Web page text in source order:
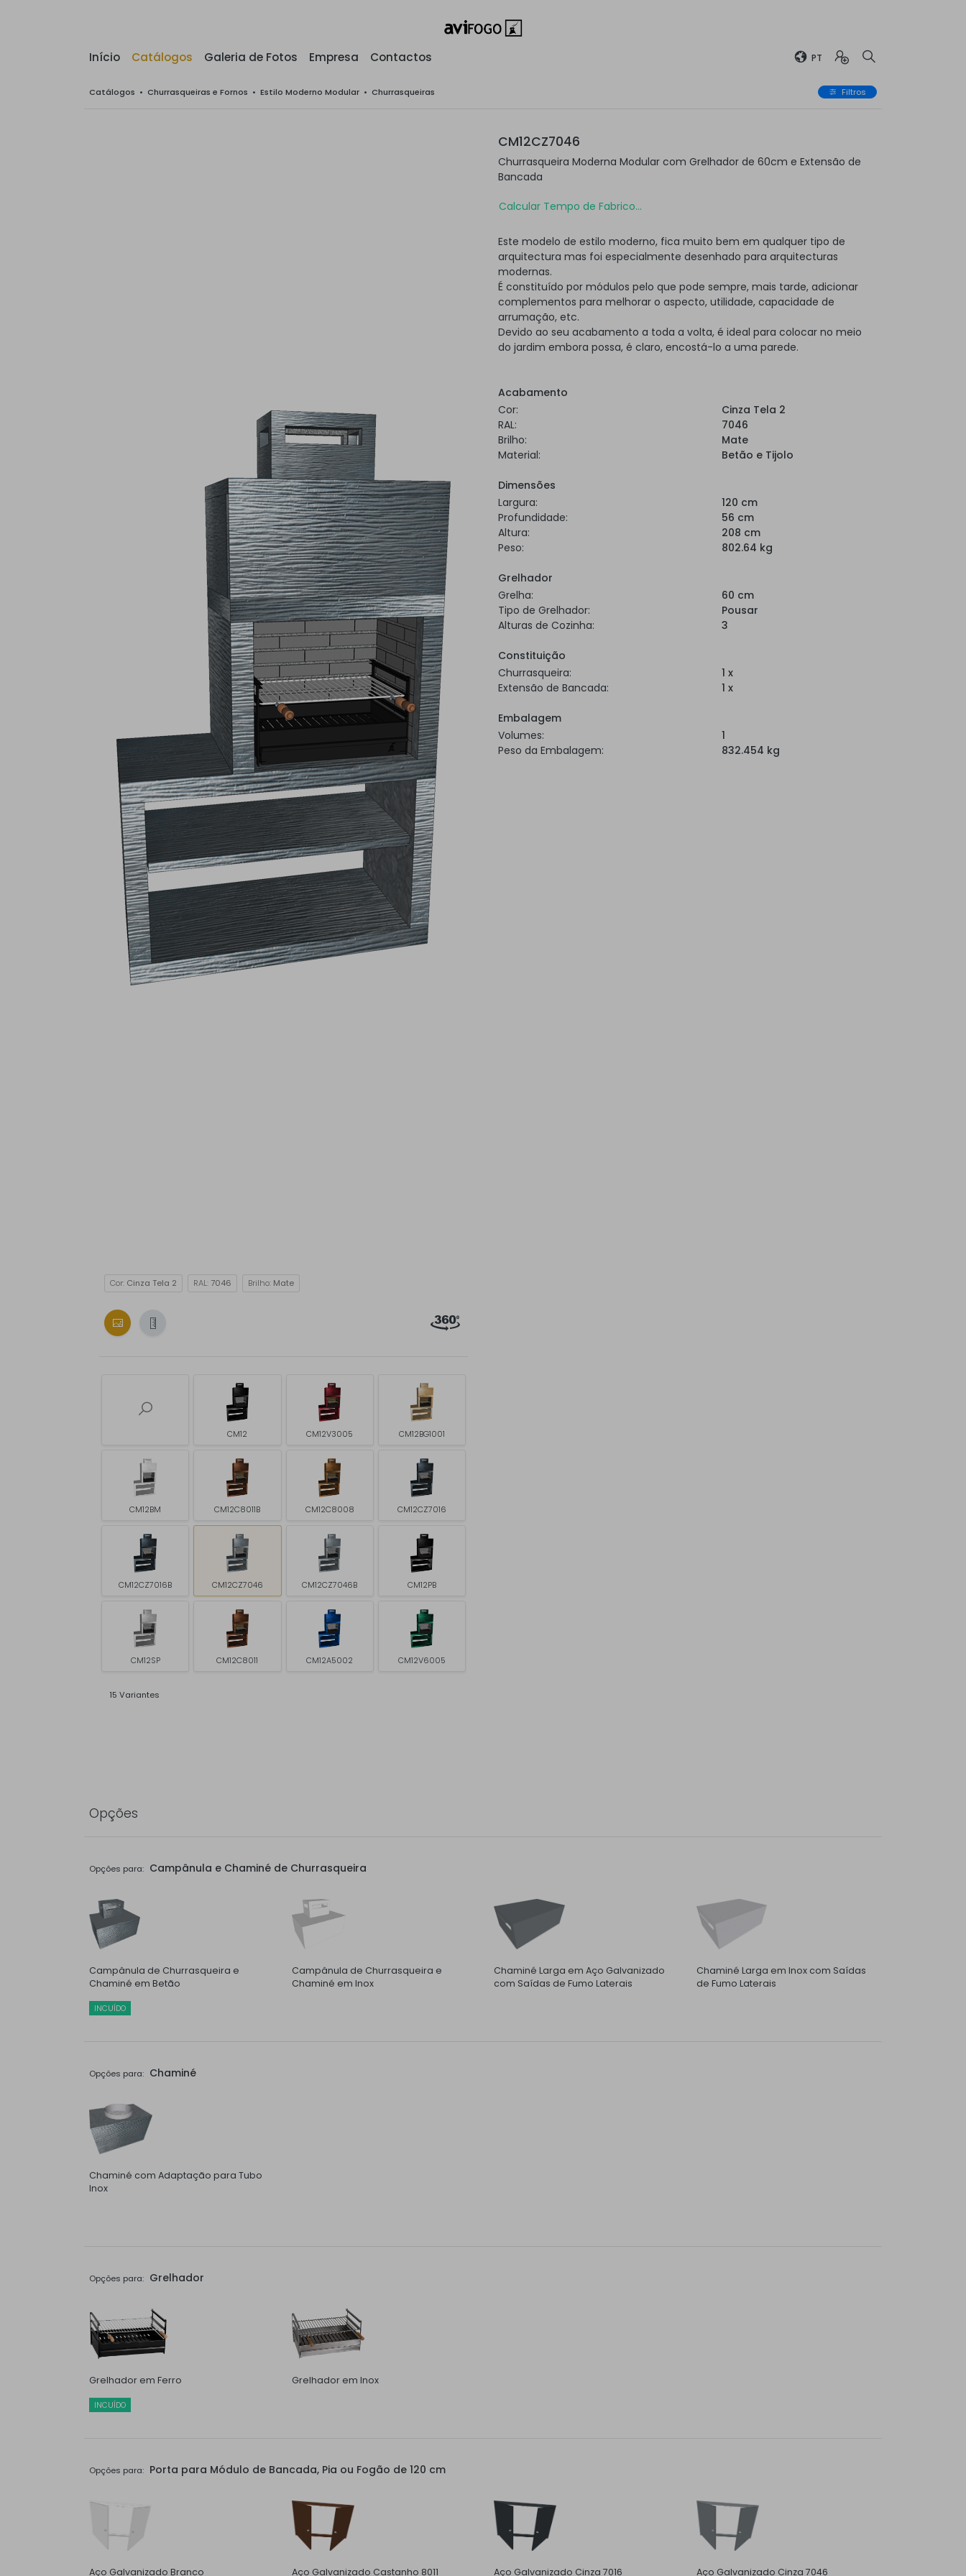
Início Catálogos Galeria de Fotos Empresa Contactos PT
Catálogos • Churrasqueiras e Fornos • Estilo Moderno Modular • Churrasqueiras Filtros
Cor: Cinza Tela 2 RAL:7046 Brilho: Mate
CM12 CM12V3005 CM12BG1001
CM12BM CM12C8011B CM12C8008 CM12CZ7016
CM12CZ7016B CM12CZ7046 CM12CZ7046B CM12PB
CM12SP CM12C8011 CM12A5002 CM12V6005
15 Variantes
CM12CZ7046
Churrasqueira Moderna Modular com Grelhador de 60cm e Extensão de
Bancada
Calcular Tempo de Fabrico...
Este modelo de estilo moderno, fica muito bem em qualquer tipo de
arquitectura mas foi especialmente desenhado para arquitecturas
modernas.
É constituído por módulos pelo que pode sempre, mais tarde, adicionar
complementos para melhorar o aspecto, utilidade, capacidade de
arrumação, etc.
Devido ao seu acabamento a toda a volta, é ideal para colocar no meio
do jardim embora possa, é claro, encostá-lo a uma parede.
Acabamento
Cor:
Cinza Tela 2
RAL:
7046
Brilho:
Mate
Material:
Betão e Tijolo
Dimensões
Largura:
120 cm
Profundidade:
56 cm
Altura:
208 cm
Peso:
802.64 kg
Grelhador
Grelha:
60 cm
Tipo de Grelhador:
Pousar
Alturas de Cozinha:
3
Constituição
Churrasqueira:
1 x
Extensão de Bancada:
1 x
Embalagem
Volumes:
1
Peso da Embalagem:
832.454 kg
Opções
Opções para: Campânula e Chaminé de Churrasqueira
Campânula de Churrasqueira e
Chaminé em Betão
INCUÍDO
Campânula de Churrasqueira e
Chaminé em Inox
Chaminé Larga em Aço Galvanizado
com Saídas de Fumo Laterais
Chaminé Larga em Inox com Saídas
de Fumo Laterais
Opções para: Chaminé
Chaminé com Adaptação para Tubo
Inox
Opções para: Grelhador
Grelhador em Ferro
INCUÍDO
Grelhador em Inox
Opções para: Porta para Módulo de Bancada, Pia ou Fogão de 120 cm
Aço Galvanizado Branco Aço Galvanizado Castanho 8011 Aço Galvanizado Cinza 7016 Aço Galvanizado Cinza 7046